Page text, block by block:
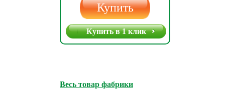
Купить
Купить в 1 клик
Весь товар фабрики